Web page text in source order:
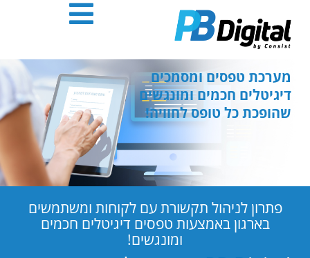
אנטר
מערכת טפסים ומסמכים
דיגיטלים חכמים ומונגשים
שהופכת כל טופס לחוויה!
פתרון לניהול תקשורת עם לקוחות ומשתמשים
בארגון באמצעות טפסים דיגיטלים חכמים
ומונגשים!